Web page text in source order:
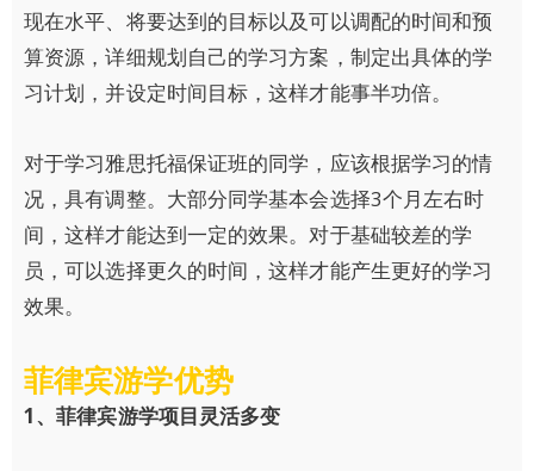
现在水平、将要达到的目标以及可以调配的时间和预
算资源，详细规划自己的学习方案，制定出具体的学
习计划，并设定时间目标，这样才能事半功倍。
对于学习雅思托福保证班的同学，应该根据学习的情
况，具有调整。大部分同学基本会选择3个月左右时
间，这样才能达到一定的效果。对于基础较差的学
员，可以选择更久的时间，这样才能产生更好的学习
效果。
菲律宾游学优势
1、菲律宾游学项目灵活多变